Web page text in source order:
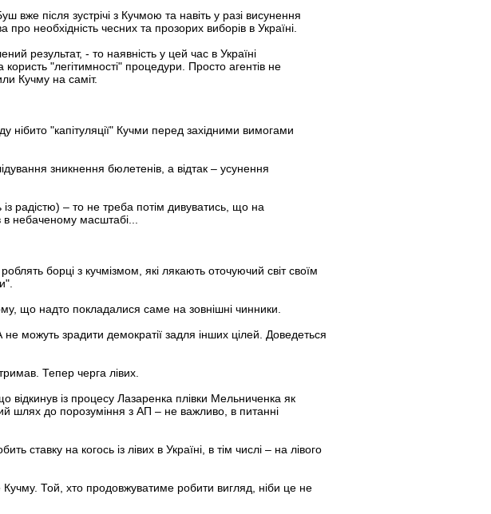
вже після зустрічі з Кучмою та навіть у разі висунення
необхідність чесних та прозорих виборів в Україні.
результат, - то наявність у цей час в Україні
"легітимності" процедури. Просто агентів не
Кучму на саміт.
нібито "капітуляції" Кучми перед західними вимогами
зникнення бюлетенів, а відтак – усунення
радістю) – то не треба потім дивуватись, що на
небаченому масштабі...
борці з кучмізмом, які лякають оточуючий світ своїм
що надто покладалися саме на зовнішні чинники.
можуть зрадити демократії задля інших цілей. Доведеться
Тепер черга лівих.
із процесу Лазаренка плівки Мельниченка як
шлях до порозуміння з АП – не важливо, в питанні
ставку на когось із лівих в Україні, в тім числі – на лівого
Той, хто продовжуватиме робити вигляд, ніби це не